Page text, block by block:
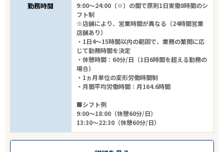
勤務時間
9:00～24:00（※）の間で原則1日実働8時間のシ
フト制
※店舗により、営業時間が異なる（24時間営業
店舗あり）
・1日4～15時間以内の範囲で、業務の繁閑に応
じて勤務時間を決定
・休憩時間：60分/日（1日6時間を超える勤務の
場合）
・1ヵ月単位の変形労働時間制
・月間平均労働時間：月164.6時間
■シフト例
9:00～18:00（休憩60分/日）
13:30～22:30（休憩60分/日）